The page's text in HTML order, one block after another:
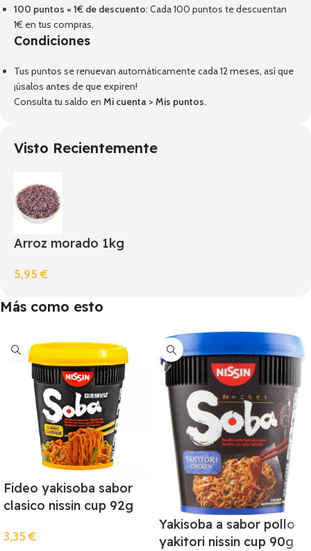
100 puntos = 1€ de descuento: Cada 100 puntos te descuentan
1€ en tus compras.
Condiciones
Tus puntos se renuevan automáticamente cada 12 meses, así que
¡úsalos antes de que expiren!
Consulta tu saldo en Mi cuenta > Mis puntos.
Visto Recientemente
Arroz morado 1kg
5,95€
Más como esto
Fideo yakisoba sabor
clasico nissin cup 92g
3,35€
Yakisoba a sabor pollo
yakitori nissin cup 90g